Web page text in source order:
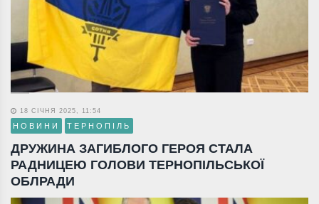
18 СІЧНЯ 2025, 11:54
НОВИНИ ТЕРНОПІЛЬ
ДРУЖИНА ЗАГИБЛОГО ГЕРОЯ СТАЛА
РАДНИЦЕЮ ГОЛОВИ ТЕРНОПІЛЬСЬКОЇ
ОБЛРАДИ